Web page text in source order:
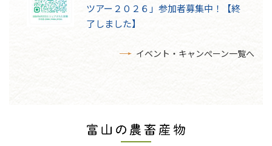
ツアー２０２６」参加者募集中！【終
了しました】
イベント・キャンぺーン一覧へ